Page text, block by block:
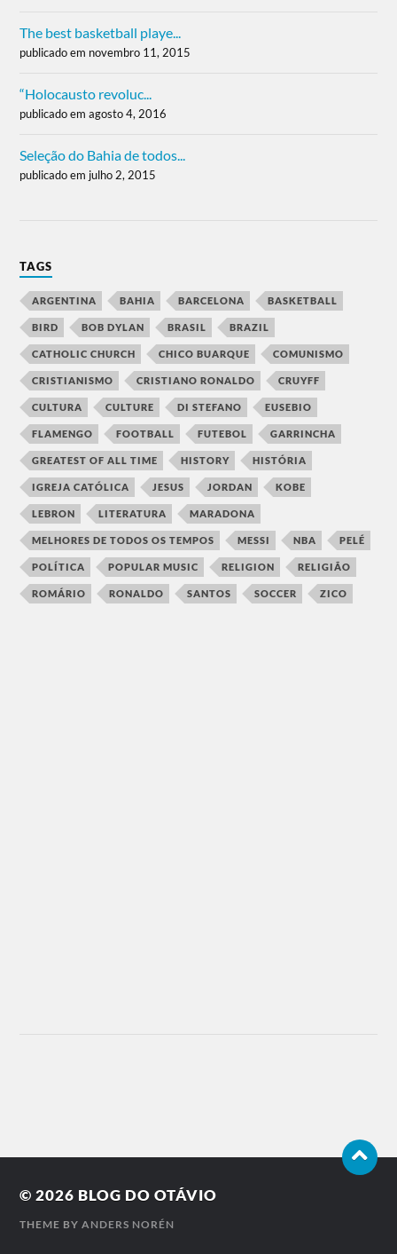
The best basketball playe...
publicado em novembro 11, 2015
“Holocausto revoluc...
publicado em agosto 4, 2016
Seleção do Bahia de todos...
publicado em julho 2, 2015
TAGS
ARGENTINA BAHIA BARCELONA BASKETBALL
BIRD BOB DYLAN BRASIL BRAZIL
CATHOLIC CHURCH CHICO BUARQUE COMUNISMO
CRISTIANISMO CRISTIANO RONALDO CRUYFF
CULTURA CULTURE DI STEFANO EUSEBIO
FLAMENGO FOOTBALL FUTEBOL GARRINCHA
GREATEST OF ALL TIME HISTORY HISTÓRIA
IGREJA CATÓLICA JESUS JORDAN KOBE
LEBRON LITERATURA MARADONA
MELHORES DE TODOS OS TEMPOS MESSI NBA PELÉ
POLÍTICA POPULAR MUSIC RELIGION RELIGIÃO
ROMÁRIO RONALDO SANTOS SOCCER ZICO
© 2026 BLOG DO OTÁVIO
THEME BYANDERS NORÉN